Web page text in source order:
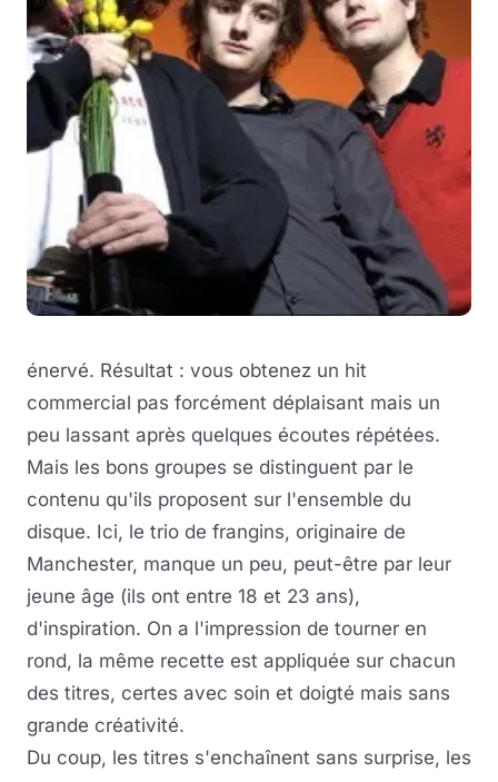
énervé. Résultat : vous obtenez un hit
commercial pas forcément déplaisant mais un
peu lassant après quelques écoutes répétées.
Mais les bons groupes se distinguent par le
contenu qu'ils proposent sur l'ensemble du
disque. Ici, le trio de frangins, originaire de
Manchester, manque un peu, peut-être par leur
jeune âge (ils ont entre 18 et 23 ans),
d'inspiration. On a l'impression de tourner en
rond, la même recette est appliquée sur chacun
des titres, certes avec soin et doigté mais sans
grande créativité.
Du coup, les titres s'enchaînent sans surprise, les